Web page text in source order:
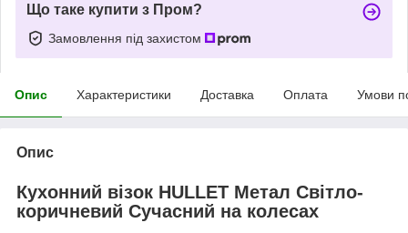
Що таке купити з Пром?
Замовлення під захистом
Опис Характеристики Доставка Оплата Умови
Опис
Кухонний візок HULLET Метал Світло-
коричневий Сучасний на колесах